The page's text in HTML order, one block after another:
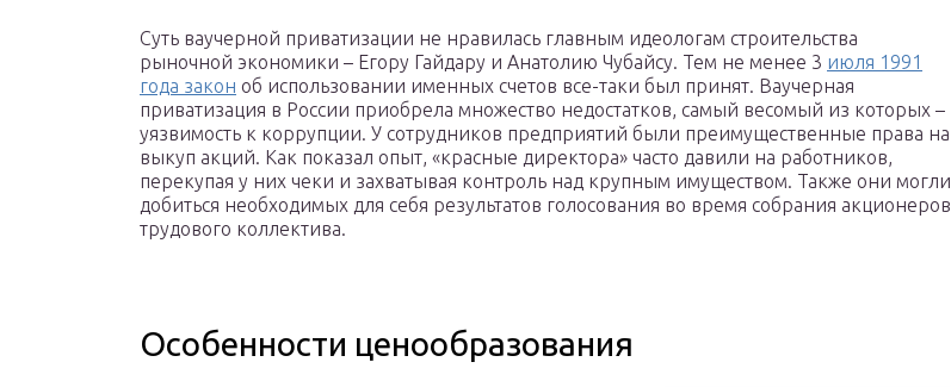
Суть ваучерной приватизации не нравилась главным идеологам строительства
рыночной экономики – Егору Гайдару и Анатолию Чубайсу. Тем не менее 3 июля 1991
года закон об использовании именных счетов все-таки был принят. Ваучерная
приватизация в России приобрела множество недостатков, самый весомый из которых –
уязвимость к коррупции. У сотрудников предприятий были преимущественные права на
выкуп акций. Как показал опыт, «красные директора» часто давили на работников,
перекупая у них чеки и захватывая контроль над крупным имуществом. Также они могли
добиться необходимых для себя результатов голосования во время собрания акционеров
трудового коллектива.
Особенности ценообразования